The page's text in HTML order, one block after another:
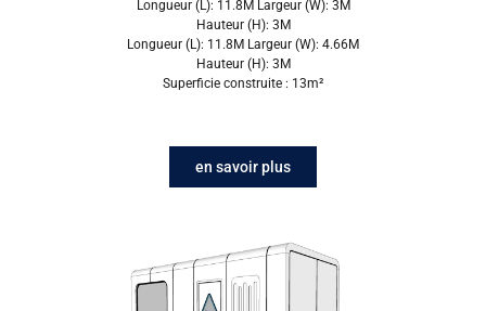
Longueur (L): 11.8M Largeur (W): 3M
Hauteur (H): 3M
Longueur (L): 11.8M Largeur (W): 4.66M
Hauteur (H): 3M
Superficie construite : 13m²
en savoir plus